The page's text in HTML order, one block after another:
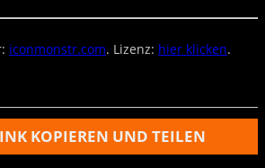
iconmonstr.com. Lizenz: hier klicken.
KOPIEREN UND TEILEN